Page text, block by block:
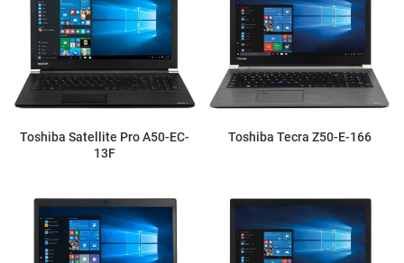
Toshiba Satellite Pro A50-EC-
13F
Toshiba Tecra Z50-E-166